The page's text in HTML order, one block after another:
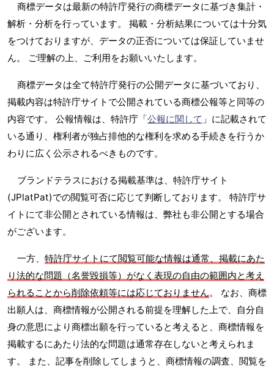
商標データは最新の特許庁発行の商標データに基づき集計・
解析・分析を行っています。 掲載・分析結果については十分気
をつけておりますが、データの正否については保証していませ
ん。 ご理解の上、ご利用をお願いいたします。
商標データは全て特許庁発行の公開データに基づいており、
掲載内容は特許庁サイトで公開されている商標公報等と同等の
内容です。 公報情報は、特許庁「公報に関して 」に記載されて
いる通り、権利者が独占排他的な権利を求める手続きを行うか
わりに広く公示されるべきものです。
ブランドテラスにおける掲載基準は、特許庁サイト
(JPlatPat)での閲覧可否に応じて判断しております。 特許庁サ
イトにて非公開とされている情報は、弊社も非公開とする場合
がございます。
一方、 特許庁サイトにて閲覧可能な情報は通常、掲載にあた
り法的な問題（名誉毀損等）がなく表現の自由の範囲内と考え
られることから削除依頼等には応じておりません。 なお、商標
出願人は、商標情報が公開される前提を理解した上で、自分自
身の意思により商標出願を行っていると考えると、商標情報を
掲載するにあたり法的な問題は通常存在しないと考えられま
す。 また、記事を削除してしまうと、商標情報の調査、閲覧を